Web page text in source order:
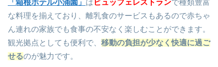
「箱根ホテル小涌園」 は ビュッフェレストランで種類豊富
な料理を揃えており、離乳食のサービスもあるので赤ちゃ
ん連れの家族でも食事の不安なく楽しむことができます。
観光拠点としても便利で、 移動の負担が少なく快適に過ご
せるのが魅力です。